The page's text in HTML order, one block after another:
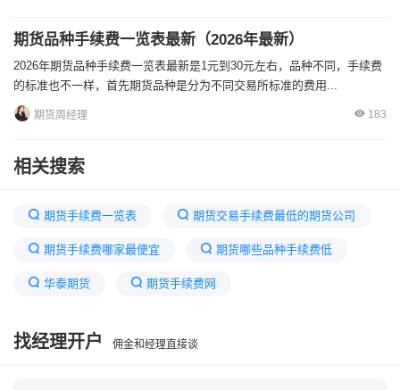
期货品种手续费一览表最新（2026年最新）
2026年期货品种手续费一览表最新是1元到30元左右，品种不同，手续费
的标准也不一样，首先期货品种是分为不同交易所标准的费用...
期货周经理 183
相关搜索
期货手续费一览表 期货交易手续费最低的期货公司
期货手续费哪家最便宜 期货哪些品种手续费低
华泰期货 期货手续费网
期货品种手续费2026
找经理开户 佣金和经理直接谈